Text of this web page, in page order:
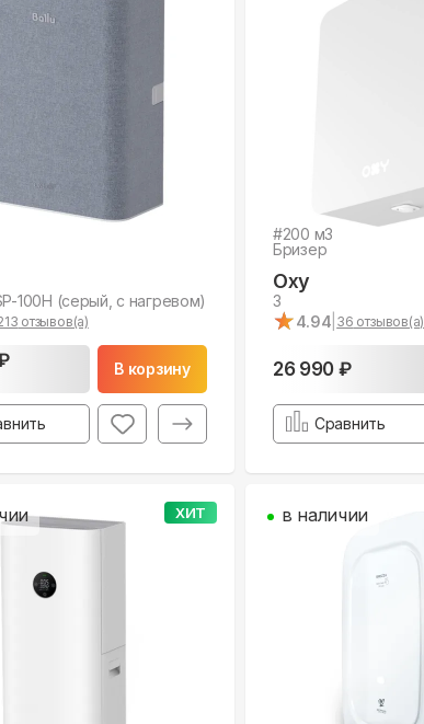
100H (серый, с нагревом)
отзывов(а)
В корзину
#200 м3
Бризер
Oxy
3
★
★4.94 36 отзывов(а)
26 990 ₽
Сравнить
ХИТ в наличии